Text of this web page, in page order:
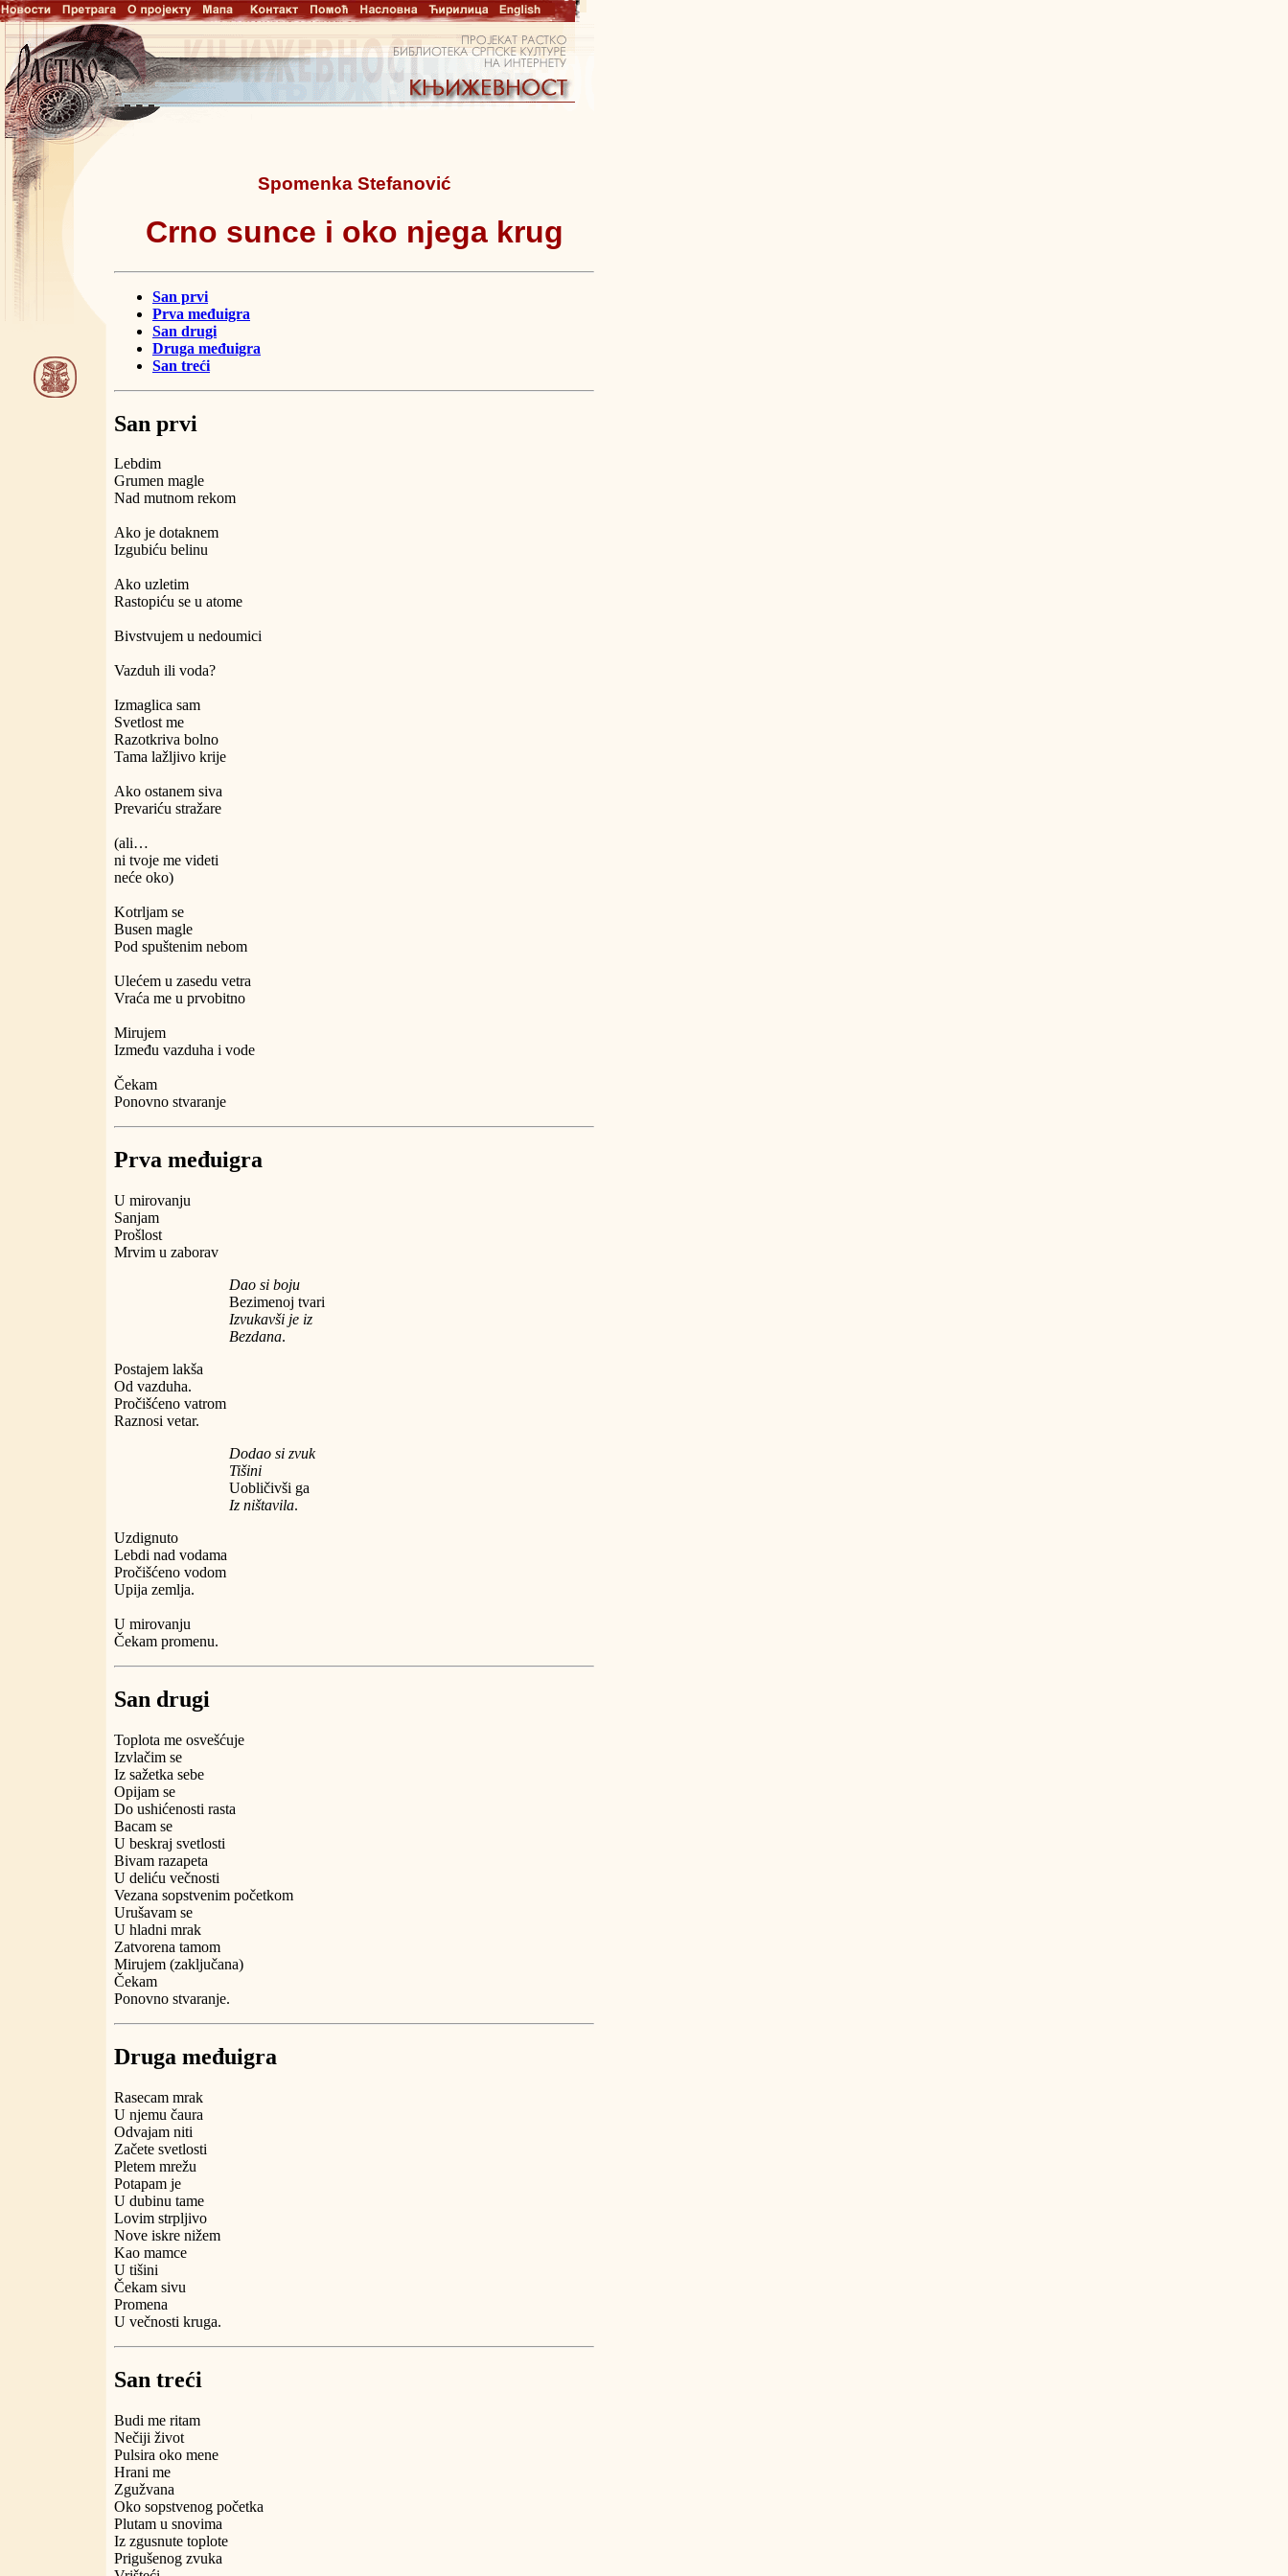
Spomenka Stefanović
Crno sunce i oko njega krug
San prvi
Prva međuigra
San drugi
Druga međuigra
San treći
San prvi
Lebdim
Grumen magle
Nad mutnom rekom
Ako je dotaknem
Izgubiću belinu
Ako uzletim
Rastopiću se u atome
Bivstvujem u nedoumici
Vazduh ili voda?
Izmaglica sam
Svetlost me
Razotkriva bolno
Tama lažljivo krije
Ako ostanem siva
Prevariću stražare
(ali…
ni tvoje me videti
neće oko)
Kotrljam se
Busen magle
Pod spuštenim nebom
Ulećem u zasedu vetra
Vraća me u prvobitno
Mirujem
Između vazduha i vode
Čekam
Ponovno stvaranje
Prva međuigra
U mirovanju
Sanjam
Prošlost
Mrvim u zaborav
Dao si boju
Bezimenoj tvari
Izvukavši je iz
Bezdana.
Postajem lakša
Od vazduha.
Pročišćeno vatrom
Raznosi vetar.
Dodao si zvuk
Tišini
Uobličivši ga
Iz ništavila.
Uzdignuto
Lebdi nad vodama
Pročišćeno vodom
Upija zemlja.
U mirovanju
Čekam promenu.
San drugi
Toplota me osvešćuje
Izvlačim se
Iz sažetka sebe
Opijam se
Do ushićenosti rasta
Bacam se
U beskraj svetlosti
Bivam razapeta
U deliću večnosti
Vezana sopstvenim početkom
Urušavam se
U hladni mrak
Zatvorena tamom
Mirujem (zaključana)
Čekam
Ponovno stvaranje.
Druga međuigra
Rasecam mrak
U njemu čaura
Odvajam niti
Začete svetlosti
Pletem mrežu
Potapam je
U dubinu tame
Lovim strpljivo
Nove iskre nižem
Kao mamce
U tišini
Čekam sivu
Promena
U večnosti kruga.
San treći
Budi me ritam
Nečiji život
Pulsira oko mene
Hrani me
Zgužvana
Oko sopstvenog početka
Plutam u snovima
Iz zgusnute toplote
Prigušenog zvuka